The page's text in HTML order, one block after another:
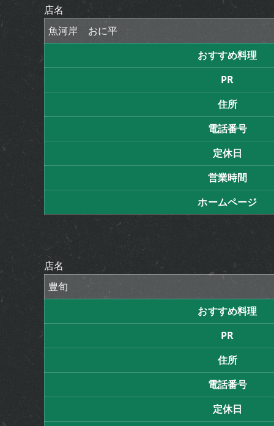
店名
魚河岸 おに平
おすすめ料理
PR
住所
電話番号
定休日
営業時間
ホームページ
店名
豊旬
おすすめ料理
PR
住所
電話番号
定休日